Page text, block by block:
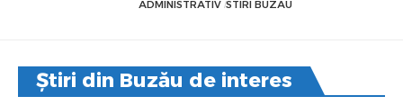
ADMINISTRATIV STIRI BUZAU
Știri din Buzău de interes